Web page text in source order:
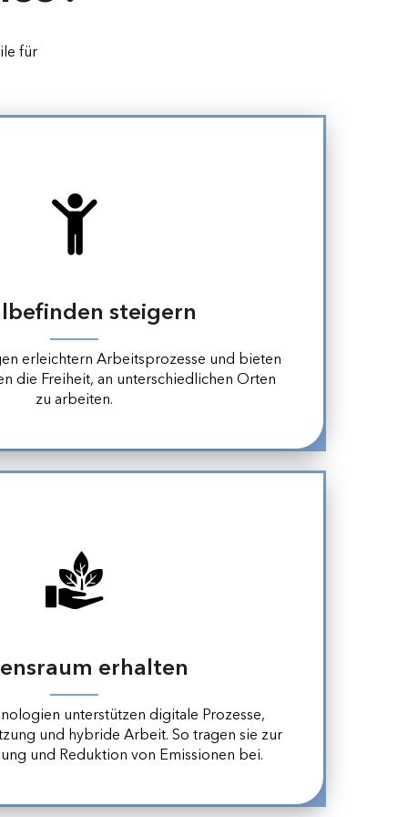
für
steigern
erleichtern Arbeitsprozesse und bieten
die Freiheit, an unterschiedlichen Orten
zu arbeiten.
erhalten
unterstützen digitale Prozesse,
und hybride Arbeit. So tragen sie zur
und Reduktion von Emissionen bei.